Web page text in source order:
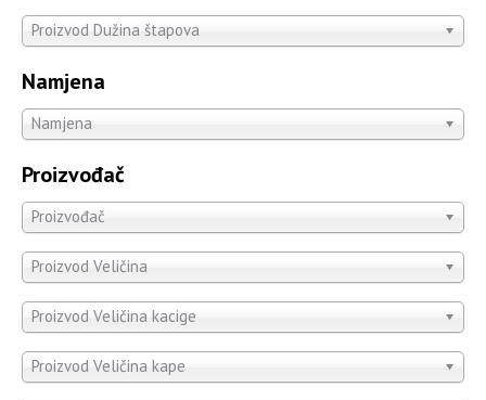
Proizvod Dužina štapova
Namjena
Namjena
Proizvođač
Proizvođač
Proizvod Veličina
Proizvod Veličina kacige
Proizvod Veličina kape